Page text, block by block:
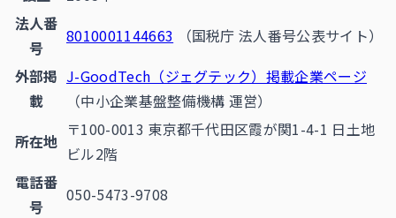
法人番
号
8010001144663
（国税庁 法人番号公表サイト）
外部掲
載
J-GoodTech（ジェグテック）掲載企業ページ
（中小企業基盤整備機構 運営）
所在地
〒100-0013 東京都千代田区霞が関1-4-1 日土地
ビル2階
電話番
号
050-5473-9708